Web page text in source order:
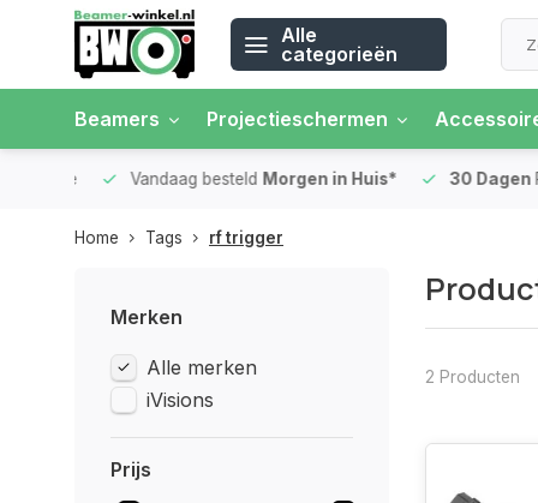
Alle
categorieën
Beamers Projectieschermen
Vandaag besteldMorgen in Huis* 30 Dagen
Home Tags rf trigger
Merken
Alle merken
iVisions
Prijs
2 Producten